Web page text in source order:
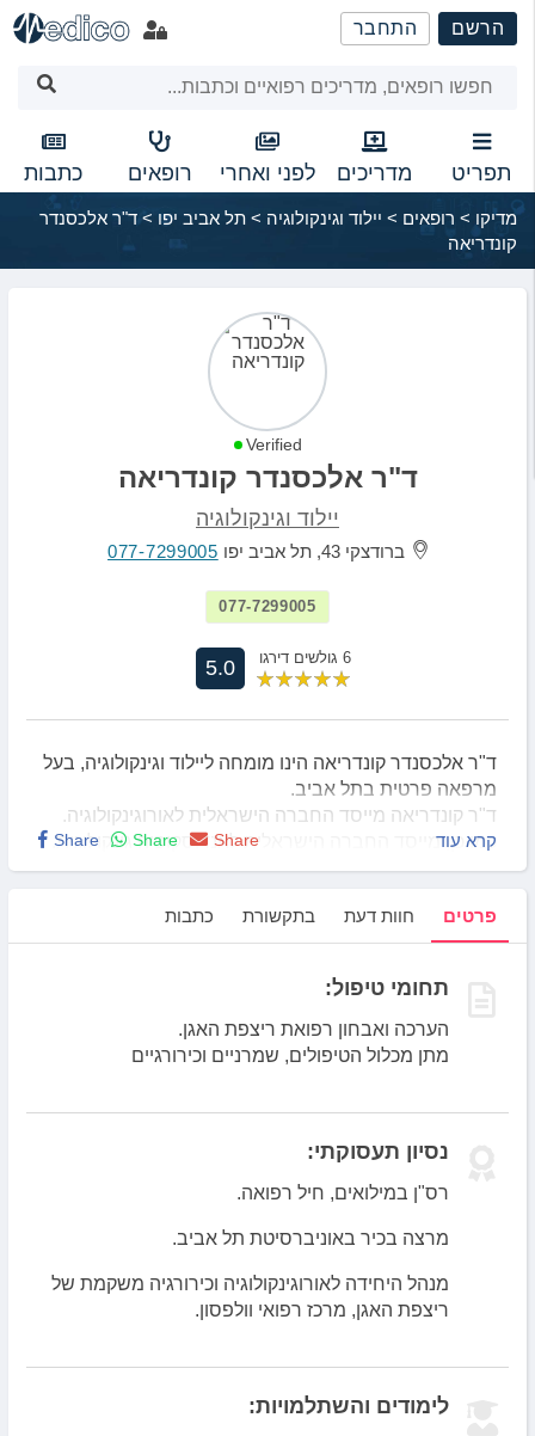
שִׂים
לֵב:
מַעֲרֶכֶת
נָגִישׁ
בִּקְלִיק
הַמְּסַיַּעַת
לִנְגִישׁוּת
הָאֲתָר.
הרשם התחבר
תפריט מדריכים לפני ואחרי רופאים כתבות
מדיקו > רופאים > יילוד וגינקולוגיה > תל אביב יפו > ד"ר אלכסנדר
קונדריאה
Verified
ד"ר אלכסנדר קונדריאה
יילוד וגינקולוגיה
ברודצקי 43, תל אביב יפו 077-7299005
077-7299005
6 גולשים דירגו 5.0
ד"ר אלכסנדר קונדריאה הינו מומחה ליילוד וגינקולוגיה, בעל
מרפאה פרטית בתל אביב.
ד"ר קונדריאה מייסד החברה הישראלית לאורוגינקולוגיה.
כמו כן, מייסד החברה הישראלית לאנדוסקופיה גינקולוגית.
Share Share Share קרא עוד
פרטים חוות דעת בתקשורת כתבות
תחומי טיפול:
הערכה ואבחון רפואת ריצפת האגן.
מתן מכלול הטיפולים, שמרניים וכירורגיים
נסיון תעסוקתי:
רס"ן במילואים, חיל רפואה.
מרצה בכיר באוניברסיטת תל אביב.
מנהל היחידה לאורוגינקולוגיה וכירורגיה משקמת של
ריצפת האגן, מרכז רפואי וולפסון.
לימודים והשתלמויות: